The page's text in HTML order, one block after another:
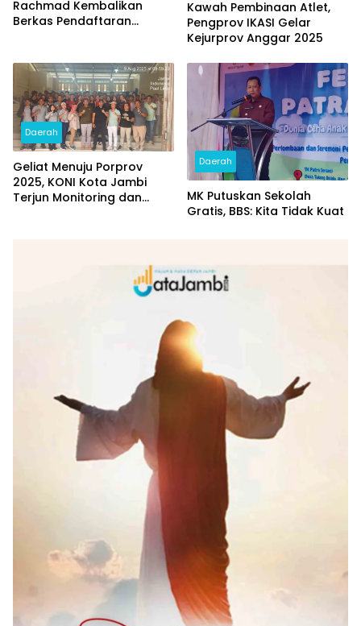
Rachmad Kembalikan
Berkas Pendaftaran
Kawah Pembinaan Atlet,
Pengprov IKASI Gelar
Kejurprov Anggar 2025
Daerah
Geliat Menuju Porprov
2025, KONI Kota Jambi
Terjun Monitoring dan
Daerah
MK Putuskan Sekolah
Gratis, BBS: Kita Tidak Kuat